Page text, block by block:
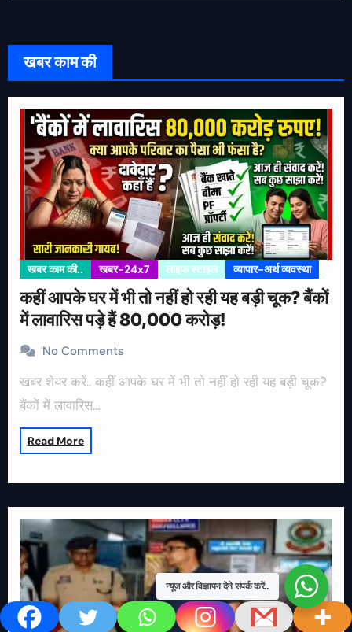
खबर काम की
खबर काम की.. खबर-24x7 लाइफ स्टाइल व्यापार-अर्थ व्यवस्था
कहीं आपके घर में भी तो नहीं हो रही यह बड़ी चूक? बैंकों
में लावारिस पड़े हैं 80,000 करोड़!
No Comments
खबर शेयर करें.. कहीं आपके घर में भी तो नहीं हो रही यह बड़ी चूक?
बैंकों में लावारिस…
Read More
न्यूज और विज्ञापन देने संपर्क करें..